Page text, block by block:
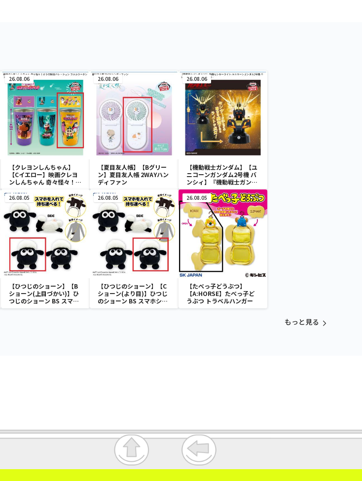
26.08.06
【クレヨンしんちゃん】
【Cイエロー】映画クレヨ
ンしんちゃん 奇々怪々！オ
カラータンブラー
26.08.06
【夏目友人帳】【Bグリー
ン】夏目友人帳 2WAYハン
ディファン
26.08.06
【機動戦士ガンダム】【ユ
ニコーンガンダム2号機 バ
ンシィ】『機動戦士ガンダ
ムUC』 胸像センサーライ
ト-ユニコーンガンダム2号
機 バンシィ（デストロイモ
ード）-
26.08.05
【ひつじのショーン】【B
ショーン(上目づかい)】ひ
つじのショーン BS スマホ
ショーンルダー
26.08.05
【ひつじのショーン】【C
ショーン(より目)】ひつじ
のショーン BS スマホショ
ーンルダー
26.08.05
【たべっ子どうぶつ】
【A:HORSE】たべっ子ど
うぶつ トラベルハンガー
もっと見る